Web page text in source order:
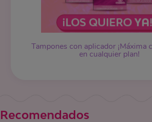
Tampones con aplicador ¡Máxima
en cualquier plan!
Recomendados